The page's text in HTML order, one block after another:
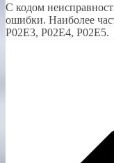
С кодом
ошибки. Наиболее
P02E3, P02E4, P02E5.